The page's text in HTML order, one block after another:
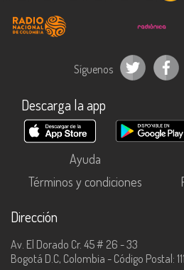
Síguenos
Descarga la app
Ayuda
Términos y condiciones
Dirección
Av. El Dorado Cr. 45 # 26 - 33
Bogotá D.C, Colombia - Código Postal: